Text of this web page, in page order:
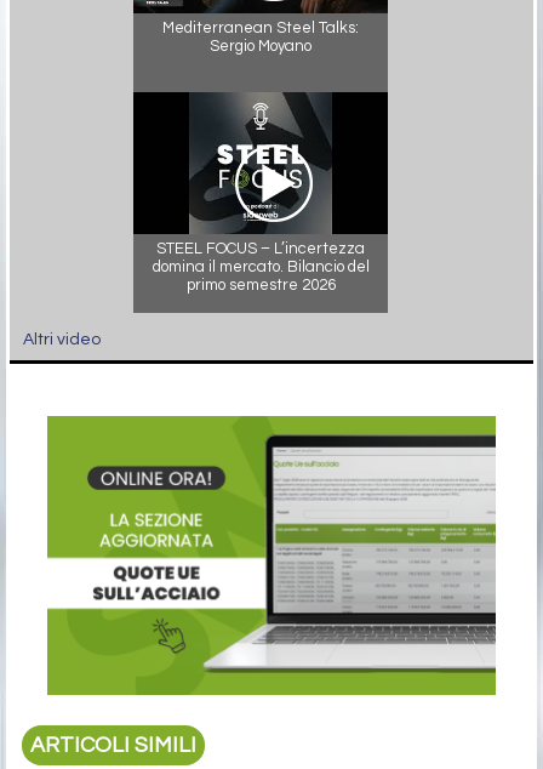
Mediterranean Steel Talks:
Sergio Moyano
STEEL FOCUS – L’incertezza
domina il mercato. Bilancio del
primo semestre 2026
Altri video
ARTICOLI SIMILI